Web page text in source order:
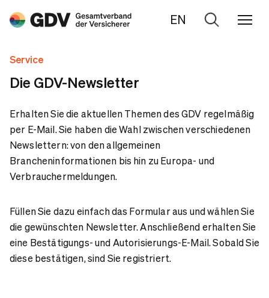
EN
Zur
Service
Die GDV-Newsletter
Erhalten Sie die aktuellen Themen des GDV regelmäßig
per E-Mail. Sie haben die Wahl zwischen verschiedenen
Newslettern: von den allgemeinen
Brancheninformationen bis hin zu Europa- und
Verbrauchermeldungen.
Füllen Sie dazu einfach das Formular aus und wählen Sie
die gewünschten Newsletter. Anschließend erhalten Sie
eine Bestätigungs- und Autorisierungs-E-Mail. Sobald Sie
diese bestätigen, sind Sie registriert.